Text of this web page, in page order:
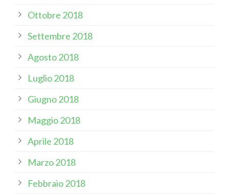
Ottobre 2018
Settembre 2018
Agosto 2018
Luglio 2018
Giugno 2018
Maggio 2018
Aprile 2018
Marzo 2018
Febbraio 2018